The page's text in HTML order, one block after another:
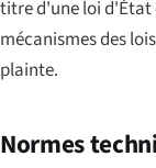
titre d'une loi d'État
mécanismes des
plainte.
Normes